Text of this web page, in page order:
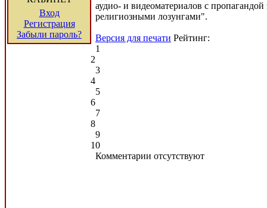
Вход
Регистрация
Забыли пароль?
аудио- и видеоматериалов с
религиозными лозунгами".
Версия для печати Рейтинг:
1
2
3
4
5
6
7
8
9
10
Комментарии отсутствуют